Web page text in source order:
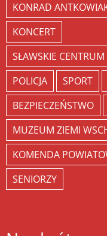
KONRAD
KONCERT
SŁAWSKIE
POLICJA
SPORT
BEZPIECZEŃSTWO
MUZEUM ZIEMI
KOMENDA
SENIORZY